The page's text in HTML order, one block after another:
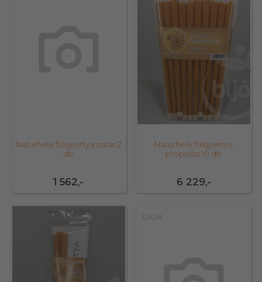
1 562,-
Naturhelix fülgyertya natúr 2
db
6 229,-
Naturhelix fülgyertya
propolisz 10 db
12428